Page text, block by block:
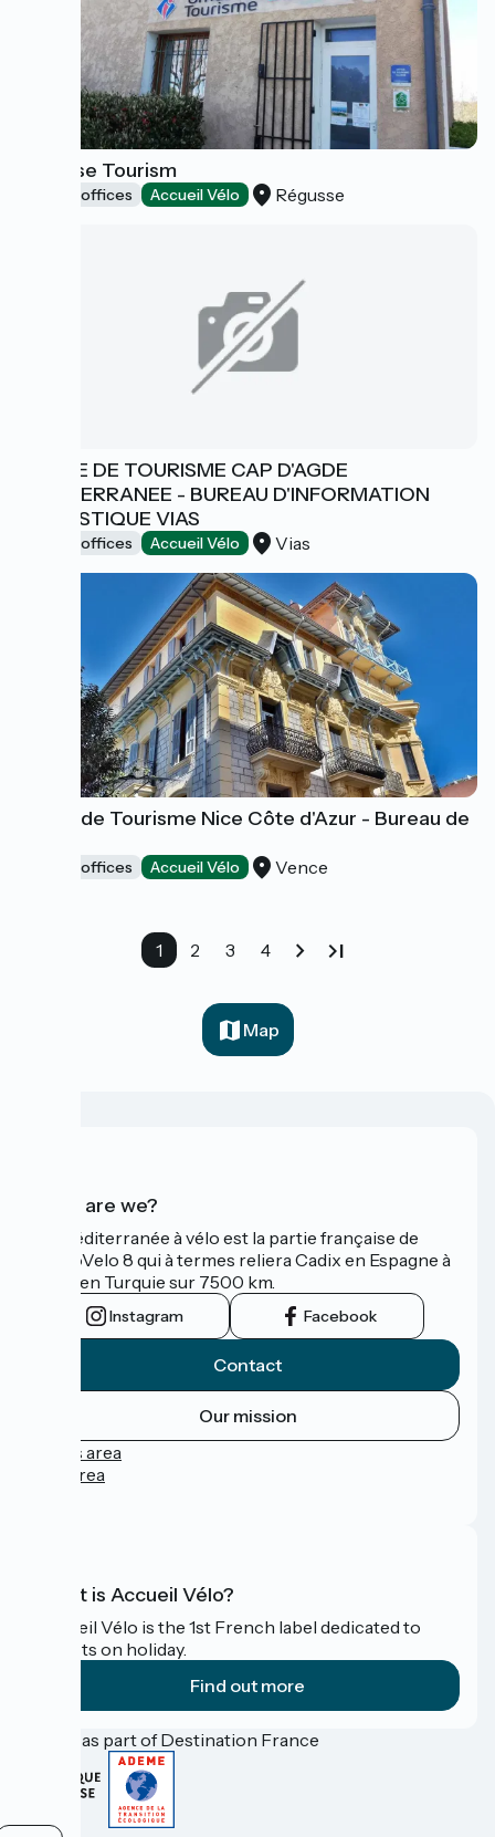
Régusse Tourism
Tourist offices Accueil Vélo Régusse
OFFICE DE TOURISME CAP D'AGDE
MEDITERRANEE - BUREAU D'INFORMATION
TOURISTIQUE VIAS
Tourist offices Accueil Vélo Vias
Office de Tourisme Nice Côte d'Azur - Bureau de
Tourist offices Accueil Vélo Vence
1 2 3 4
Map
Who are we?
La Méditerranée à vélo est la partie française de
l'EuroVelo 8 qui à termes reliera Cadix en Espagne à
Izmir en Turquie sur 7500 km.
Instagram Facebook
Contact
Our mission
Press area
Pro area
What is Accueil Vélo?
Accueil Vélo is the 1st French label dedicated to
cyclists on holiday.
Find out more
Funded as part of Destination France